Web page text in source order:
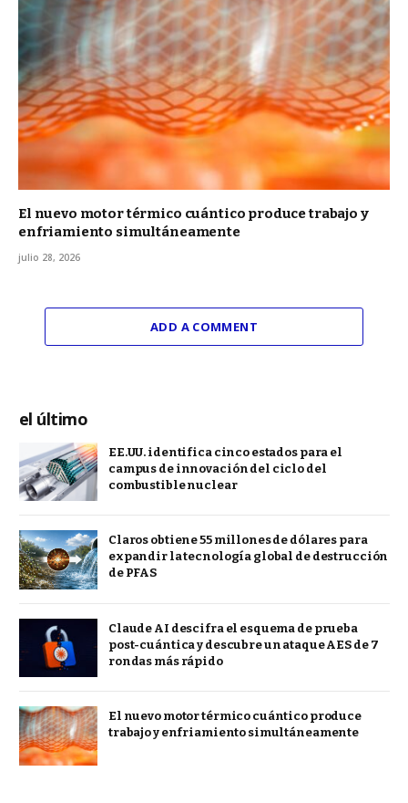
El nuevo motor térmico cuántico produce trabajo y
enfriamiento simultáneamente
julio 28, 2026
ADD A COMMENT
el último
EE.UU. identifica cinco estados para el
campus de innovación del ciclo del
combustible nuclear
Claros obtiene 55 millones de dólares para
expandir la tecnología global de destrucción
de PFAS
Claude AI descifra el esquema de prueba
post-cuántica y descubre un ataque AES de 7
rondas más rápido
El nuevo motor térmico cuántico produce
trabajo y enfriamiento simultáneamente